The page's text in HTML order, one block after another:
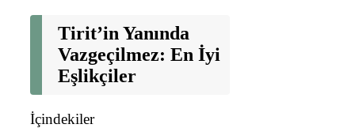
Tirit’in Yanında
Vazgeçilmez: En İyi
Eşlikçiler
İçindekiler